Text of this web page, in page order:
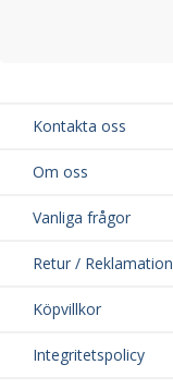
Kontakta oss
Om oss
Vanliga frågor
Retur / Reklamation
Köpvillkor
Integritetspolicy